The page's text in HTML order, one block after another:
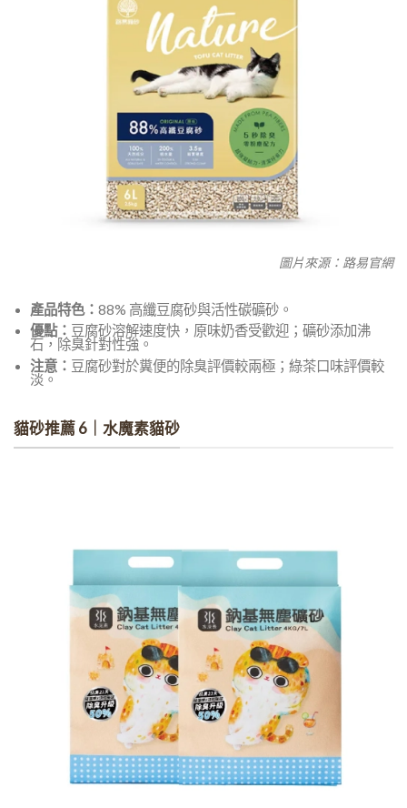
圖片來源：路易官網
產品特色：88% 高纖豆腐砂與活性碳礦砂。
優點： 豆腐砂溶解速度快，原味奶香受歡迎；礦砂添加沸
石，除臭針對性強。
注意： 豆腐砂對於糞便的除臭評價較兩極；綠茶口味評價較
淡。
貓砂推薦 6｜水魔素貓砂